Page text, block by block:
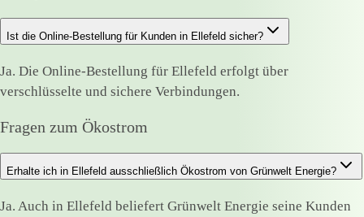
Ist die Online-Bestellung für Kunden in Ellefeld sicher?
Ja. Die Online-Bestellung für Ellefeld erfolgt über
verschlüsselte und sichere Verbindungen.
Fragen zum Ökostrom
Erhalte ich in Ellefeld ausschließlich Ökostrom von Grünwelt Energie?
Ja. Auch in Ellefeld beliefert Grünwelt Energie seine Kunden